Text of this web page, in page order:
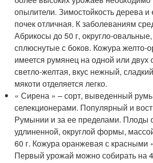
опылители. Зимостойкость дерева и
почек отличная. К заболеваниям
Абрикосы до 50 г, округло-
сплюснутые с боков. Кожура желто-
имеется румянец на одной или двух
светло-желтая, вкус нежный,
мякоти отделяется легко.
« Сирена » – сорт, выведенный
селекционерами. Популярный и
Румынии и за ее пределами. Плоды
удлиненной, округлой формы,
60 г. Кожура оранжевая с красными
Первый урожай можно собирать на